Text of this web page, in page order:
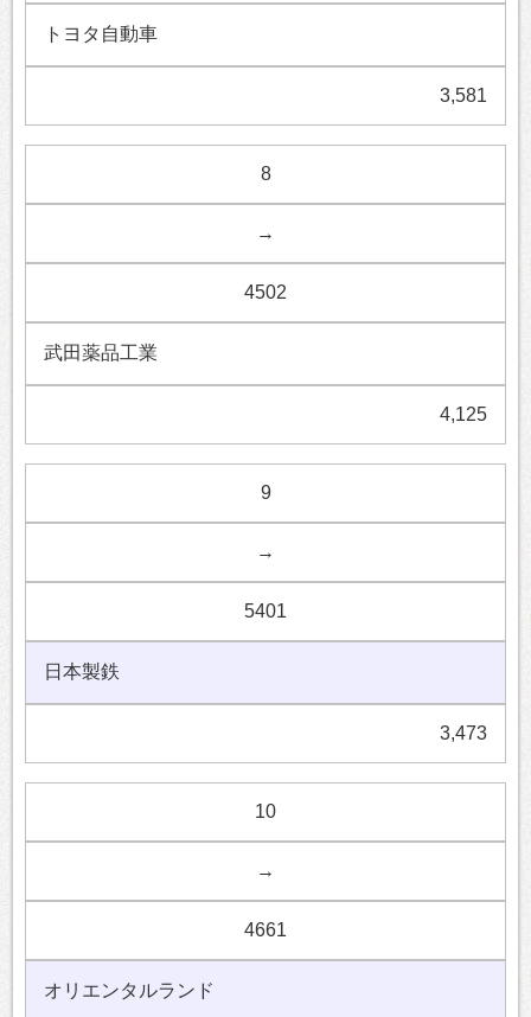
トヨタ自動車
3,581
8
→
4502
武田薬品工業
4,125
9
→
5401
日本製鉄
3,473
10
→
4661
オリエンタルランド